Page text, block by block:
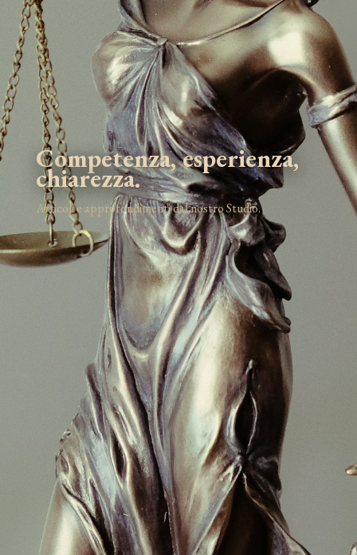
Competenza, esperienza,
chiarezza.
Articoli e approfondimenti dal nostro Studio.